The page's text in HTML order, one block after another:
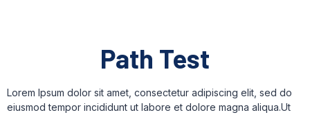
Path Test
Lorem Ipsum dolor sit amet, consectetur adipiscing elit, sed do
eiusmod tempor incididunt ut labore et dolore magna aliqua.Ut